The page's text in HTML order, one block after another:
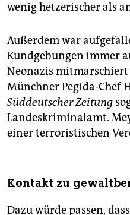
wenig hetzerischer als
Außerdem war
Kundgebungen immer
Neonazis mitmarschiert
Münchner Pegida-Chef
Süddeutscher Zeitung
Landeskriminalamt.
einer terroristischen
Kontakt zu
Dazu würde passen,